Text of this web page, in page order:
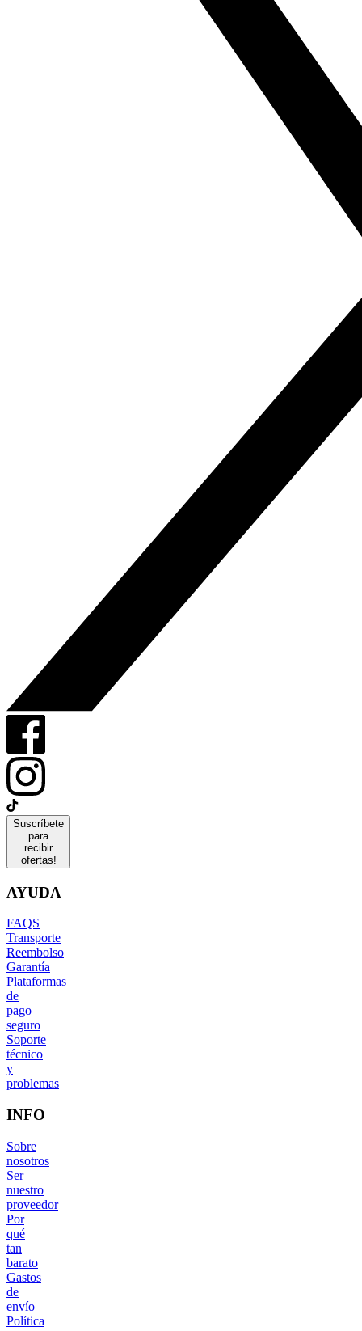
Suscríbete
para
recibir
ofertas!
AYUDA
FAQS
Transporte
Reembolso
Garantía
Plataformas
de
pago
seguro
Soporte
técnico
y
problemas
INFO
Sobre
nosotros
Ser
nuestro
proveedor
Por
qué
tan
barato
Gastos
de
envío
Política